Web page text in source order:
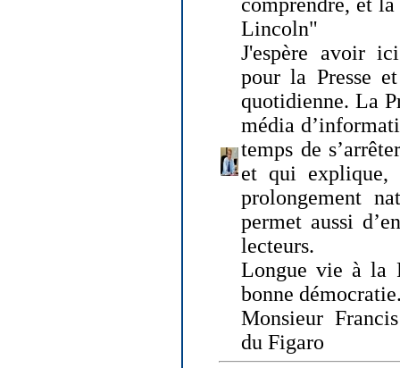
Lincoln"
J'espère avoir
pour la Presse
quotidienne. La
média
temps de
et qui explique,
prolongement
permet aussi
lecteurs.
Longue vie à la
bonne
Monsieur
du Figaro